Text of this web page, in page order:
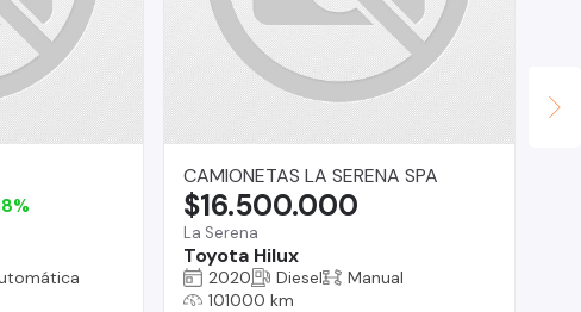
CAMIONETAS LA SERENA SPA
La Serena
Toyota Hilux
$16.500.000
2020 Diesel
Manual
101000 km